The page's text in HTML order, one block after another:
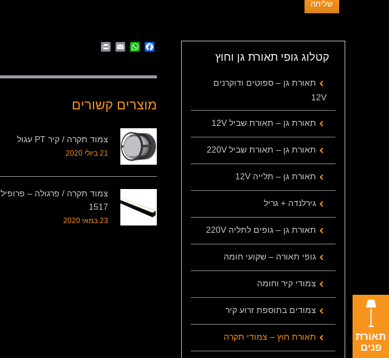
Facebook
WhatsApp
Email
מוצרים קשורים
צמוד תקרה / קיר PT עגול
21 ביולי 2020
צמוד תקרה / פרגולה – פרופיל
1517
23 במאי 2020
קטלוג גופי תאורת גן וחוץ
תאורת גן – ספוטים ודוקרנים
12V
תאורת גן – תאורת שביל 12V
תאורת גן – תאורת שביל 220V
תאורת גן – תלייה 12V
גירלנדה + גריל
תאורת גן – גופים לתליה 220V
גופי תאורה – שקועי חומה
צמודי קיר וחומה
צמודים בתוספת זרוע קיר
תאורת חוץ – צמודי תקרה
תאורת
פנים